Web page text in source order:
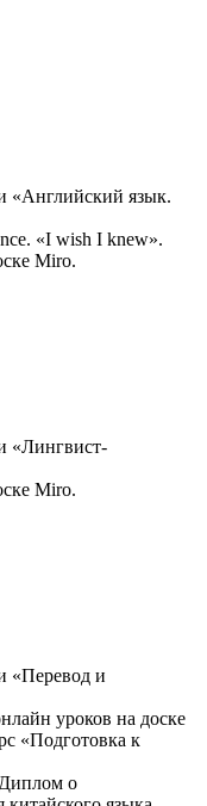
«Английский язык.
«I wish I knew».
Miro.
«Лингвист-
Miro.
«Перевод и
уроков на доске
«Подготовка к
Диплом о